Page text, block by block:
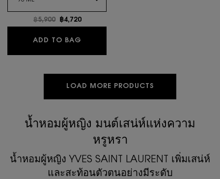
Old price
฿5,900 New price
฿4,720
ADD TO BAG
LOAD MORE PRODUCTS
น้ำหอมผู้หญิง มนต์เสน่ห์แห่งความ
หรูหรา
น้ำหอมผู้หญิง YVES SAINT LAURENT เพิ่มเสน่ห์
และสะท้อนตัวตนอย่างมีระดับ